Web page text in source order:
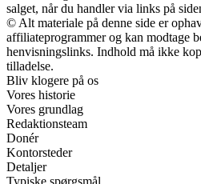
salget, når du handler via links på
© Alt materiale på denne side er
affiliateprogrammer og kan modtage
henvisningslinks. Indhold må ikke
tilladelse.
Bliv klogere på os
Vores historie
Vores grundlag
Redaktionsteam
Donér
Kontorsteder
Detaljer
Typiske spørgsmål